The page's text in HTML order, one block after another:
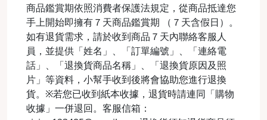
商品鑑賞期依照消費者保護法規定，從商品抵達您
手上開始即擁有７天商品鑑賞期 （７天含假日）。
如有退貨需求，請於收到商品７天內聯絡客服人
員，並提供「姓名」、「訂單編號」、「連絡電
話」、「退換貨商品名稱」、「退換貨原因及照
片」等資料，小幫手收到後將會協助您進行退換
貨。※若您已收到紙本收據，退貨時請連同「購物
收據」一併退回。客服信箱：